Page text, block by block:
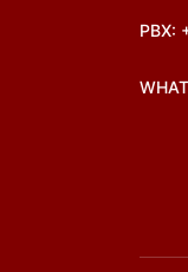
PBX: